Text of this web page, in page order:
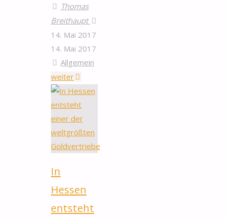
Thomas
Breithaupt
14. Mai 2017
14. Mai 2017
Allgemein
weiter"Was
ist
übrig
vom
deutschen
Gold
USA?"
In
Hessen
entsteht